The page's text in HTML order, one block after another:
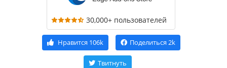
30,000+ пользователей
Нравится 106k Поделиться 2k
Твитнуть